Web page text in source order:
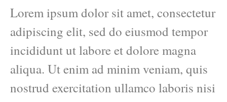
Lorem ipsum dolor sit amet, consectetur
adipiscing elit, sed do eiusmod tempor
incididunt ut labore et dolore magna
aliqua. Ut enim ad minim veniam, quis
nostrud exercitation ullamco laboris nisi